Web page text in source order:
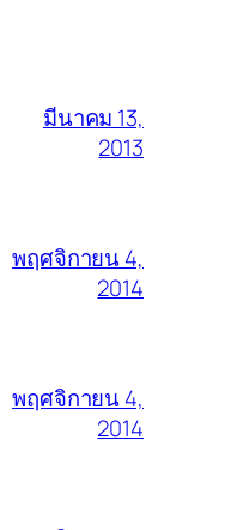
มีนาคม 13,
2013
พฤศจิกายน 4,
2014
พฤศจิกายน 4,
2014